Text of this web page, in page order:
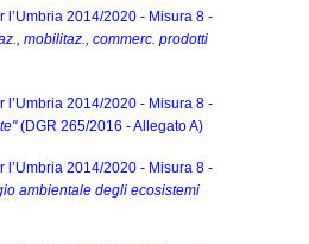
2014/2020 - Misura 8 -
mobilitaz., commerc. prodotti
2014/2020 - Misura 8 -
(DGR 265/2016 - Allegato A)
2014/2020 - Misura 8 -
ambientale degli ecosistemi